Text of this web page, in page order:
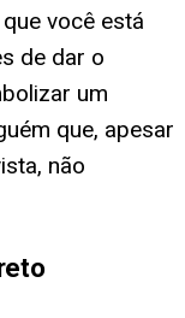
você está
de dar o
um
que, apesar
não